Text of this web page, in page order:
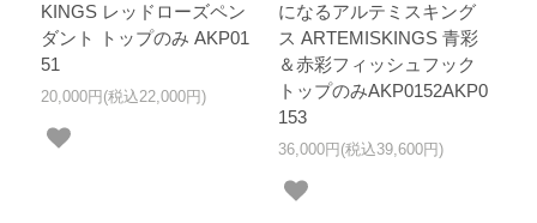
KINGS レッドローズペン
ダント トップのみ AKP01
51
20,000円(税込22,000円)
になるアルテミスキング
ス ARTEMISKINGS 青彩
＆赤彩フィッシュフック
トップのみAKP0152AKP0
153
36,000円(税込39,600円)